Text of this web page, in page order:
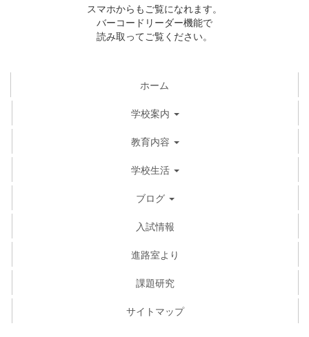
スマホからもご覧になれます。
バーコードリーダー機能で
読み取ってご覧ください。
ホーム
学校案内
教育内容
学校生活
ブログ
入試情報
進路室より
課題研究
サイトマップ